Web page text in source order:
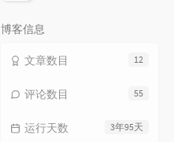
博客信息
12
文章数目
55
评论数目
3年95天
运行天数